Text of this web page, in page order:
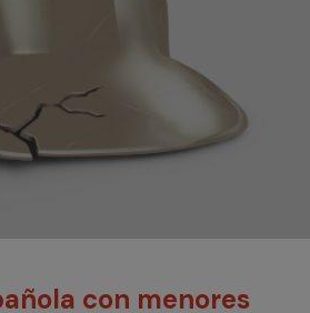
con menores